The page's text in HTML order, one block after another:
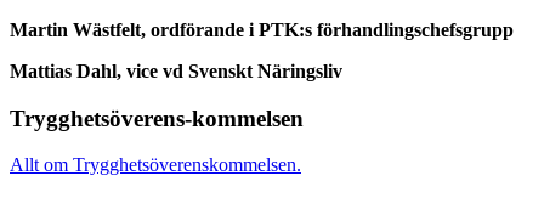
Martin Wästfelt, ordförande i PTK:s förhandlingschefsgrupp
Mattias Dahl, vice vd Svenskt Näringsliv
Trygghetsöverens-kommelsen
Allt om Trygghetsöverenskommelsen.